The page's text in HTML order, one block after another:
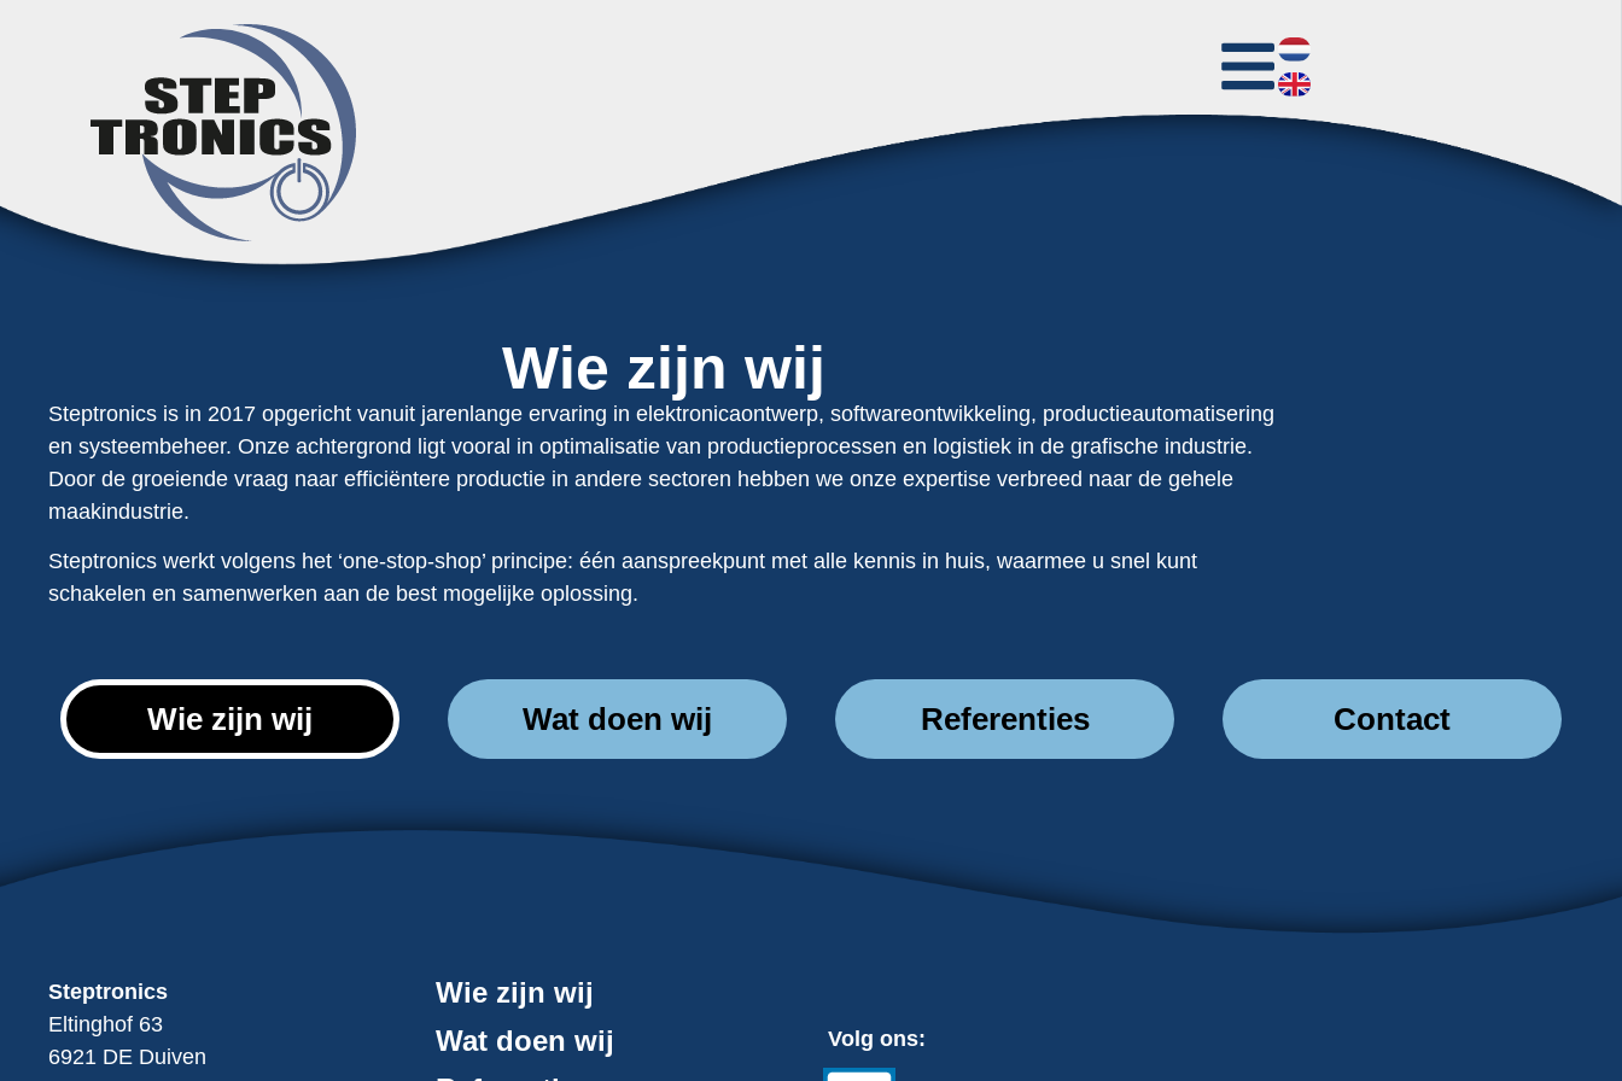
Wie zijn wij
Steptronics is in 2017 opgericht vanuit jarenlange ervaring in elektronicaontwerp, softwareontwikkeling, productieautomatisering
en systeembeheer. Onze achtergrond ligt vooral in optimalisatie van productieprocessen en logistiek in de grafische industrie.
Door de groeiende vraag naar efficiëntere productie in andere sectoren hebben we onze expertise verbreed naar de gehele
maakindustrie.
Steptronics werkt volgens het ‘one-stop-shop’ principe: één aanspreekpunt met alle kennis in huis, waarmee u snel kunt
schakelen en samenwerken aan de best mogelijke oplossing.
Wie zijn wij Wat doen wij Referenties Contact
Steptronics
Eltinghof 63
6921 DE Duiven
Wie zijn wij
Wat doen wij
Volg ons: